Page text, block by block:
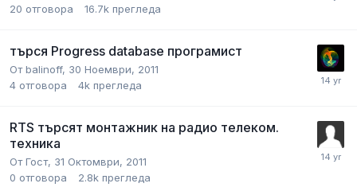
20 отговора 16.7k прегледа
търся Progress database програмист
Отbalinoff, 30 Ноември, 2011
4 отговора 4k прегледа
RTS търсят монтажник на радио телеком.
техника
ОтГост, 31 Октомври, 2011
0 отговора 2.8k прегледа